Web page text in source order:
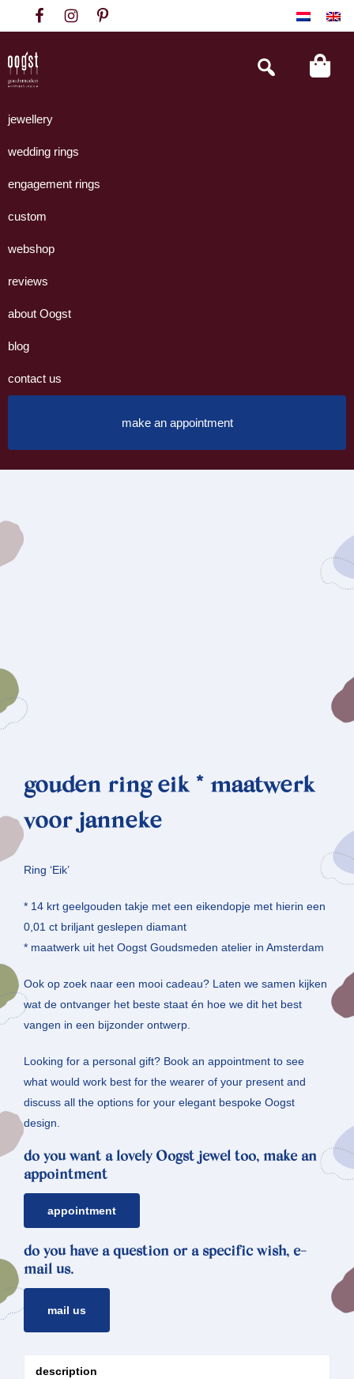
to
primary
navigation
to
content
to
footer
Goudsmeden
Amsterdam
handgemaakte
uit
eigen
Search
this
jewellery
wedding rings
engagement rings
custom
webshop
reviews
about Oogst
blog
contact us
make an appointment
gouden ring eik * maatwerk
voor janneke
Ring ‘Eik’
* 14 krt geelgouden takje met een eikendopje met hierin een
0,01 ct briljant geslepen diamant
* maatwerk uit het Oogst Goudsmeden atelier in Amsterdam
Ook op zoek naar een mooi cadeau? Laten we samen kijken
wat de ontvanger het beste staat én hoe we dit het best
vangen in een bijzonder ontwerp.
Looking for a personal gift? Book an appointment to see
what would work best for the wearer of your present and
discuss all the options for your elegant bespoke Oogst
design.
do you want a lovely Oogst jewel too, make an
appointment
appointment
do you have a question or a specific wish, e-
mail us.
mail us
description